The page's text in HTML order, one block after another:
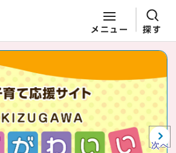
メニュー 探す
リア。木津川市役所か
知らせ。
次へ